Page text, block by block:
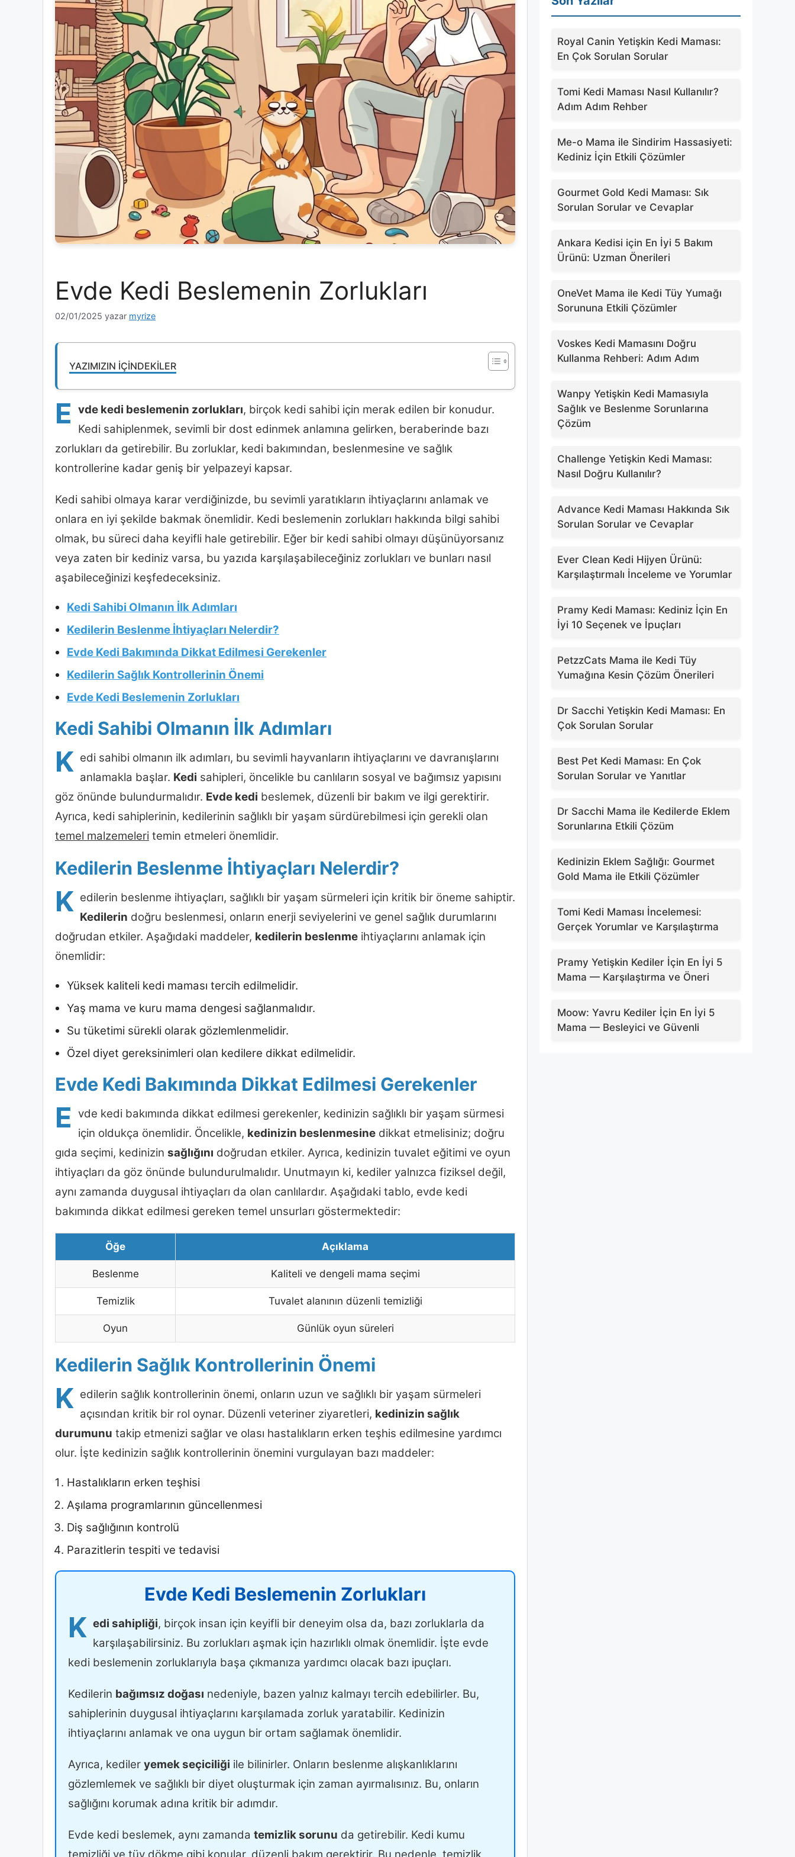
Evde Kedi Beslemenin Zorlukları
02/01/2025 yazar myrize
YAZIMIZIN İÇINDEKILER
E vde kedi beslemenin zorlukları, birçok kedi sahibi için merak edilen bir konudur.
Kedi sahiplenmek, sevimli bir dost edinmek anlamına gelirken, beraberinde bazı
zorlukları da getirebilir. Bu zorluklar, kedi bakımından, beslenmesine ve sağlık
kontrollerine kadar geniş bir yelpazeyi kapsar.
Kedi sahibi olmaya karar verdiğinizde, bu sevimli yaratıkların ihtiyaçlarını anlamak ve
onlara en iyi şekilde bakmak önemlidir. Kedi beslemenin zorlukları hakkında bilgi sahibi
olmak, bu süreci daha keyifli hale getirebilir. Eğer bir kedi sahibi olmayı düşünüyorsanız
veya zaten bir kediniz varsa, bu yazıda karşılaşabileceğiniz zorlukları ve bunları nasıl
aşabileceğinizi keşfedeceksiniz.
Kedi Sahibi Olmanın İlk Adımları
Kedilerin Beslenme İhtiyaçları Nelerdir?
Evde Kedi Bakımında Dikkat Edilmesi Gerekenler
Kedilerin Sağlık Kontrollerinin Önemi
Evde Kedi Beslemenin Zorlukları
Kedi Sahibi Olmanın İlk Adımları
K edi sahibi olmanın ilk adımları, bu sevimli hayvanların ihtiyaçlarını ve davranışlarını
anlamakla başlar. Kedi sahipleri, öncelikle bu canlıların sosyal ve bağımsız yapısını
göz önünde bulundurmalıdır. Evde kedi beslemek, düzenli bir bakım ve ilgi gerektirir.
Ayrıca, kedi sahiplerinin, kedilerinin sağlıklı bir yaşam sürdürebilmesi için gerekli olan
temel malzemeleri temin etmeleri önemlidir.
Kedilerin Beslenme İhtiyaçları Nelerdir?
K edilerin beslenme ihtiyaçları, sağlıklı bir yaşam sürmeleri için kritik bir öneme sahiptir.
Kedilerin doğru beslenmesi, onların enerji seviyelerini ve genel sağlık durumlarını
doğrudan etkiler. Aşağıdaki maddeler, kedilerin beslenme ihtiyaçlarını anlamak için
önemlidir:
Yüksek kaliteli kedi maması tercih edilmelidir.
Yaş mama ve kuru mama dengesi sağlanmalıdır.
Su tüketimi sürekli olarak gözlemlenmelidir.
Özel diyet gereksinimleri olan kedilere dikkat edilmelidir.
Evde Kedi Bakımında Dikkat Edilmesi Gerekenler
E vde kedi bakımında dikkat edilmesi gerekenler, kedinizin sağlıklı bir yaşam sürmesi
için oldukça önemlidir. Öncelikle, kedinizin beslenmesine dikkat etmelisiniz; doğru
gıda seçimi, kedinizin sağlığını doğrudan etkiler. Ayrıca, kedinizin tuvalet eğitimi ve oyun
ihtiyaçları da göz önünde bulundurulmalıdır. Unutmayın ki, kediler yalnızca fiziksel değil,
aynı zamanda duygusal ihtiyaçları da olan canlılardır. Aşağıdaki tablo, evde kedi
bakımında dikkat edilmesi gereken temel unsurları göstermektedir:
Öğe Açıklama
Beslenme Kaliteli ve dengeli mama seçimi
Temizlik Tuvalet alanının düzenli temizliği
Oyun Günlük oyun süreleri
Kedilerin Sağlık Kontrollerinin Önemi
K edilerin sağlık kontrollerinin önemi, onların uzun ve sağlıklı bir yaşam sürmeleri
açısından kritik bir rol oynar. Düzenli veteriner ziyaretleri, kedinizin sağlık
durumunu takip etmenizi sağlar ve olası hastalıkların erken teşhis edilmesine yardımcı
olur. İşte kedinizin sağlık kontrollerinin önemini vurgulayan bazı maddeler:
Hastalıkların erken teşhisi
Aşılama programlarının güncellenmesi
Diş sağlığının kontrolü
Parazitlerin tespiti ve tedavisi
Evde Kedi Beslemenin Zorlukları
K edi sahipliği, birçok insan için keyifli bir deneyim olsa da, bazı zorluklarla da
karşılaşabilirsiniz. Bu zorlukları aşmak için hazırlıklı olmak önemlidir. İşte evde
kedi beslemenin zorluklarıyla başa çıkmanıza yardımcı olacak bazı ipuçları.
Kedilerin bağımsız doğası nedeniyle, bazen yalnız kalmayı tercih edebilirler. Bu,
sahiplerinin duygusal ihtiyaçlarını karşılamada zorluk yaratabilir. Kedinizin
ihtiyaçlarını anlamak ve ona uygun bir ortam sağlamak önemlidir.
Ayrıca, kediler yemek seçiciliği ile bilinirler. Onların beslenme alışkanlıklarını
gözlemlemek ve sağlıklı bir diyet oluşturmak için zaman ayırmalısınız. Bu, onların
sağlığını korumak adına kritik bir adımdır.
Evde kedi beslemek, aynı zamanda temizlik sorunu da getirebilir. Kedi kumu
Royal Canin Yetişkin Kedi Maması:
En Çok Sorulan Sorular
Tomi Kedi Maması Nasıl Kullanılır?
Adım Adım Rehber
Me-o Mama ile Sindirim Hassasiyeti:
Kediniz İçin Etkili Çözümler
Gourmet Gold Kedi Maması: Sık
Sorulan Sorular ve Cevaplar
Ankara Kedisi için En İyi 5 Bakım
Ürünü: Uzman Önerileri
OneVet Mama ile Kedi Tüy Yumağı
Sorununa Etkili Çözümler
Voskes Kedi Mamasını Doğru
Kullanma Rehberi: Adım Adım
Wanpy Yetişkin Kedi Mamasıyla
Sağlık ve Beslenme Sorunlarına
Çözüm
Challenge Yetişkin Kedi Maması:
Nasıl Doğru Kullanılır?
Advance Kedi Maması Hakkında Sık
Sorulan Sorular ve Cevaplar
Ever Clean Kedi Hijyen Ürünü:
Karşılaştırmalı İnceleme ve Yorumlar
Pramy Kedi Maması: Kediniz İçin En
İyi 10 Seçenek ve İpuçları
PetzzCats Mama ile Kedi Tüy
Yumağına Kesin Çözüm Önerileri
Dr Sacchi Yetişkin Kedi Maması: En
Çok Sorulan Sorular
Best Pet Kedi Maması: En Çok
Sorulan Sorular ve Yanıtlar
Dr Sacchi Mama ile Kedilerde Eklem
Sorunlarına Etkili Çözüm
Kedinizin Eklem Sağlığı: Gourmet
Gold Mama ile Etkili Çözümler
Tomi Kedi Maması İncelemesi:
Gerçek Yorumlar ve Karşılaştırma
Pramy Yetişkin Kediler İçin En İyi 5
Mama — Karşılaştırma ve Öneri
Moow: Yavru Kediler İçin En İyi 5
Mama — Besleyici ve Güvenli